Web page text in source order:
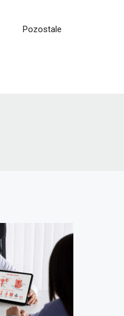
Pozostale